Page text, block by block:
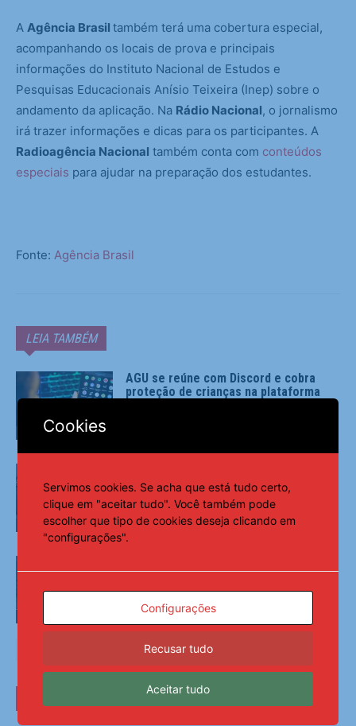
A Agência Brasil também terá uma cobertura especial,
acompanhando os locais de prova e principais
informações do Instituto Nacional de Estudos e
Pesquisas Educacionais Anísio Teixeira (Inep) sobre o
andamento da aplicação. Na Rádio Nacional, o jornalismo
irá trazer informações e dicas para os participantes. A
Radioagência Nacional também conta com conteúdos
especiais para ajudar na preparação dos estudantes.
Fonte: Agência Brasil
LEIA TAMBÉM
Últimas Notícias
AGU se reúne com Discord e cobra
proteção de crianças na plataforma
Últimas Notícias
após desentendimento no trânsito
no último ano
Cookies
Servimos cookies. Se acha que está tudo certo,
clique em "aceitar tudo". Você também pode
escolher que tipo de cookies deseja clicando em
"configurações".
Configurações
Recusar tudo
Aceitar tudo